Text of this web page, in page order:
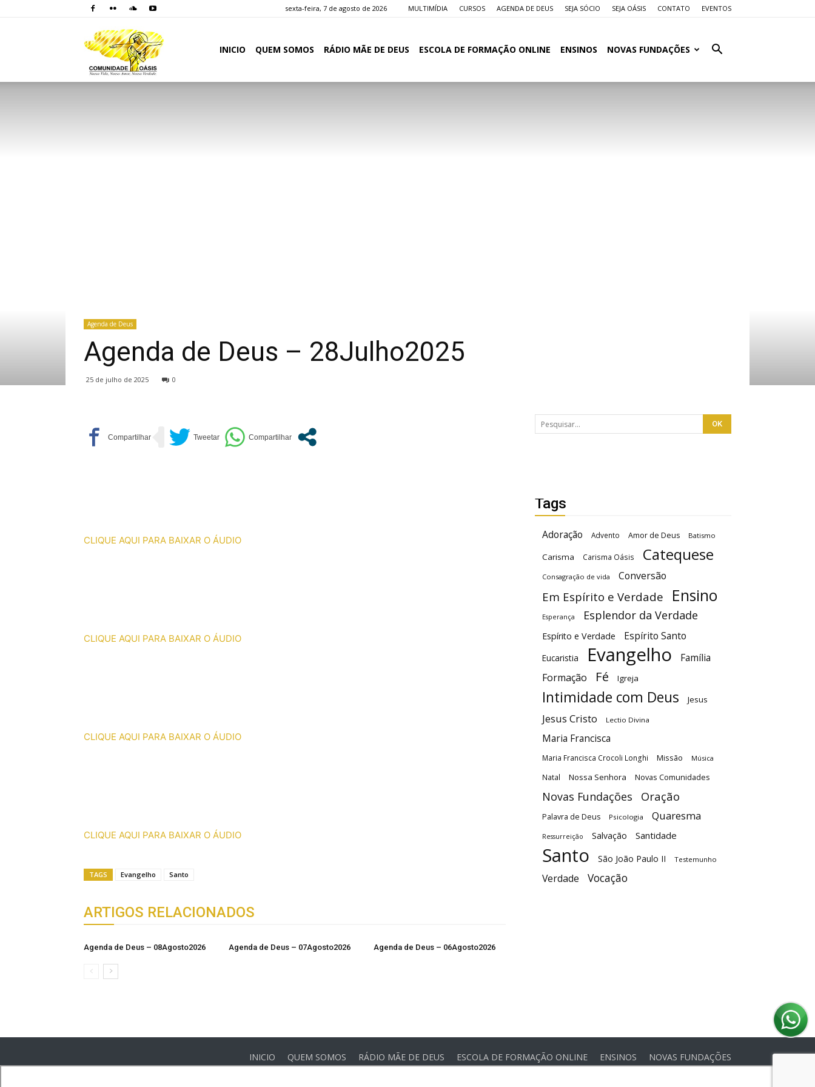
sexta-feira, 7 de agosto de 2026 MULTIMÍDIA CURSOS AGENDA DE DEUS SEJA SÓCIO SEJA OÁSIS CONTATO EVENTOS
INICIO QUEM SOMOS RÁDIO MÃE DE DEUS ESCOLA DE FORMAÇÃO ONLINE ENSINOS NOVAS FUNDAÇÕES
Agenda de Deus
Agenda de Deus – 28Julho2025
25 de julho de 2025 0
CLIQUE AQUI PARA BAIXAR O ÁUDIO
CLIQUE AQUI PARA BAIXAR O ÁUDIO
CLIQUE AQUI PARA BAIXAR O ÁUDIO
CLIQUE AQUI PARA BAIXAR O ÁUDIO
TAGS Evangelho Santo
ARTIGOS RELACIONADOS
Agenda de Deus – 08Agosto2026 Agenda de Deus – 07Agosto2026 Agenda de Deus – 06Agosto2026
Tags
Adoração Advento Amor de Deus Batismo
Carisma Carisma Oásis Catequese
Consagração de vida Conversão
Em Espírito e Verdade Ensino
Esperança Esplendor da Verdade
Espírito e Verdade Espírito Santo
Eucaristia Evangelho
Família
Formação
Fé Igreja
Intimidade com Deus Jesus
Jesus Cristo Lectio Divina
Maria Francisca
Maria Francisca Crocoli Longhi Missão Música
Natal Nossa Senhora Novas Comunidades
Novas Fundações Oração
Palavra de Deus Psicologia Quaresma
Ressurreição Salvação Santidade
Santo São João Paulo II Testemunho
Verdade Vocação
INICIO QUEM SOMOS RÁDIO MÃE DE DEUS ESCOLA DE FORMAÇÃO ONLINE ENSINOS
NOVAS FUNDAÇÕES